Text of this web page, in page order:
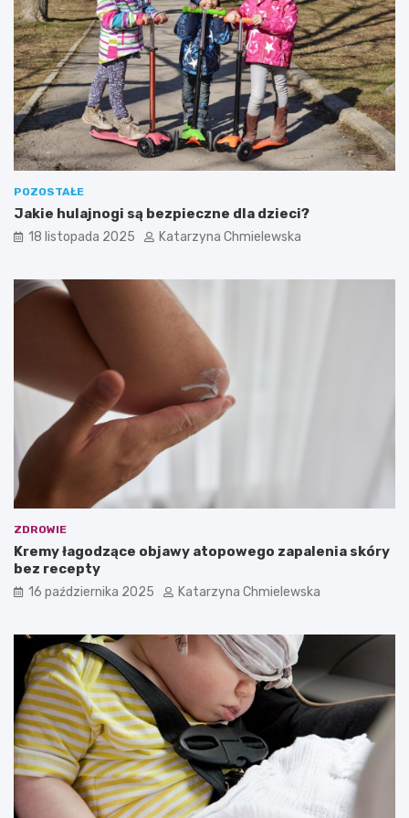
n
y
?
s
t
o
l
a
t
k
a
?
POZOSTAŁE
Jakie hulajnogi są bezpieczne dla dzieci?
18 listopada 2025 Katarzyna Chmielewska
ZDROWIE
Kremy łagodzące objawy atopowego zapalenia skóry
bez recepty
16 października 2025 Katarzyna Chmielewska